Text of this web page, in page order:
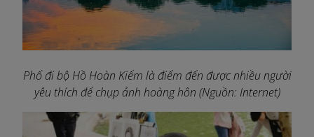
Phố đi bộ Hồ Hoàn Kiếm là điểm đến được nhiều người
yêu thích để chụp ảnh hoàng hôn (Nguồn: Internet)